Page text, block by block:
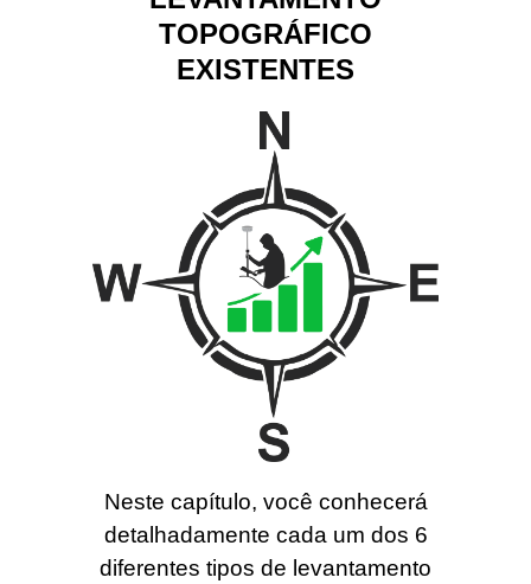
TOPOGRÁFICO
EXISTENTES
Neste capítulo, você conhecerá
detalhadamente cada um dos 6
diferentes tipos de levantamento